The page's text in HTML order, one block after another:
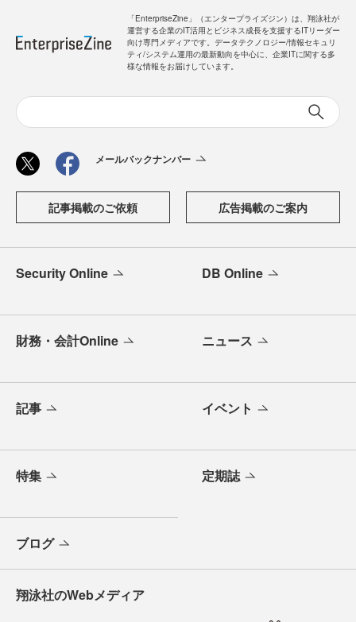
「EnterpriseZine」（エンタープライズジン）は、翔泳社が
運営する企業のIT活用とビジネス成長を支援するITリーダー
向け専門メディアです。データテクノロジー/情報セキュリ
ティ/システム運用の最新動向を中心に、企業ITに関する多
様な情報をお届けしています。
メールバックナンバー
記事掲載のご依頼 広告掲載のご案内
Security Online DB Online
財務・会計Online ニュース
記事 イベント
特集 定期誌
ブログ
翔泳社のWebメディア